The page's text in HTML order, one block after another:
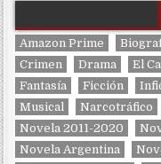
Amazon Prime
Crimen
Drama El
Fantasía
Ficción
Musical
Narcotráfico
Novela 2011-2020
Novela Argentina